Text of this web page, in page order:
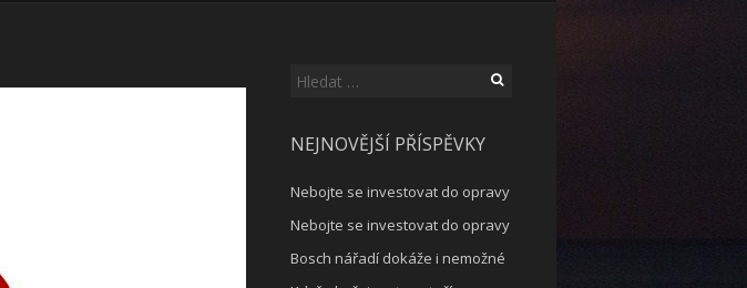
Vyhledávání
NEJNOVĚJŠÍ PŘÍSPĚVKY
Nebojte se investovat do opravy
Nebojte se investovat do opravy
Bosch nářadí dokáže i nemožné